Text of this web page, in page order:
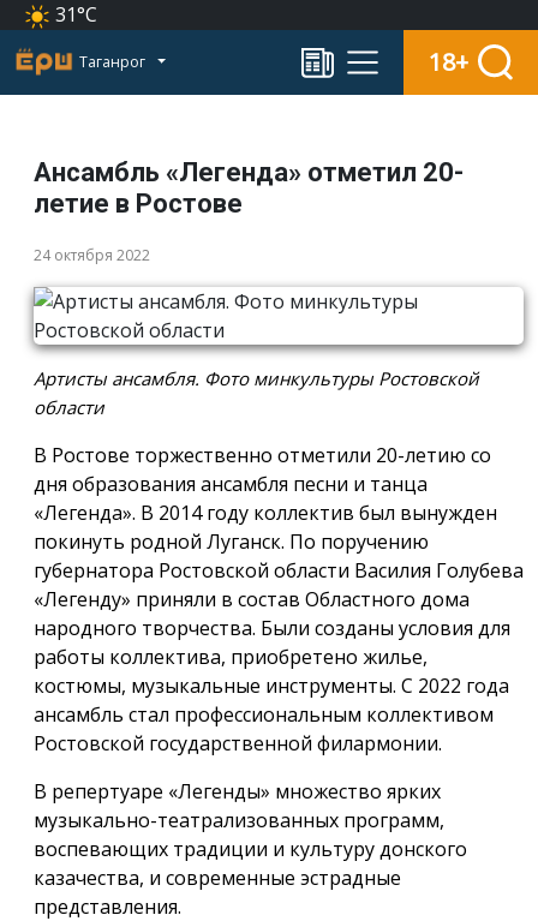
31°C
Таганрог 18+
Ансамбль «Легенда» отметил 20-
летие в Ростове
24 октября 2022
Артисты ансамбля. Фото минкультуры Ростовской
области
В Ростове торжественно отметили 20-летию со
дня образования ансамбля песни и танца
«Легенда». В 2014 году коллектив был вынужден
покинуть родной Луганск. По поручению
губернатора Ростовской области Василия Голубева
«Легенду» приняли в состав Областного дома
народного творчества. Были созданы условия для
работы коллектива, приобретено жилье,
костюмы, музыкальные инструменты. С 2022 года
ансамбль стал профессиональным коллективом
Ростовской государственной филармонии.
В репертуаре «Легенды» множество ярких
музыкально-театрализованных программ,
воспевающих традиции и культуру донского
казачества, и современные эстрадные
представления.